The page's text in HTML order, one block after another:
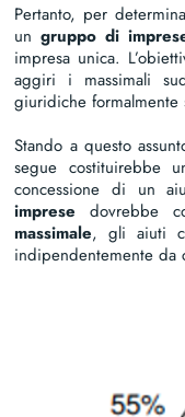
Pertanto, per
ungruppo di
impresa unica.
aggiri i massimali
giuridiche formalmente
Stando a questo
segue costituirebbe
concessione di un
imprese dovrebbe
massimale, gli aiuti
indipendentemente da